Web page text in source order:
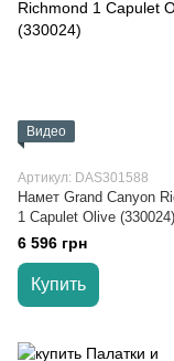
Видео
Артикул: DAS301588
Намет Grand Canyon
1 Capulet Olive (330024)
6 596 грн
Купить